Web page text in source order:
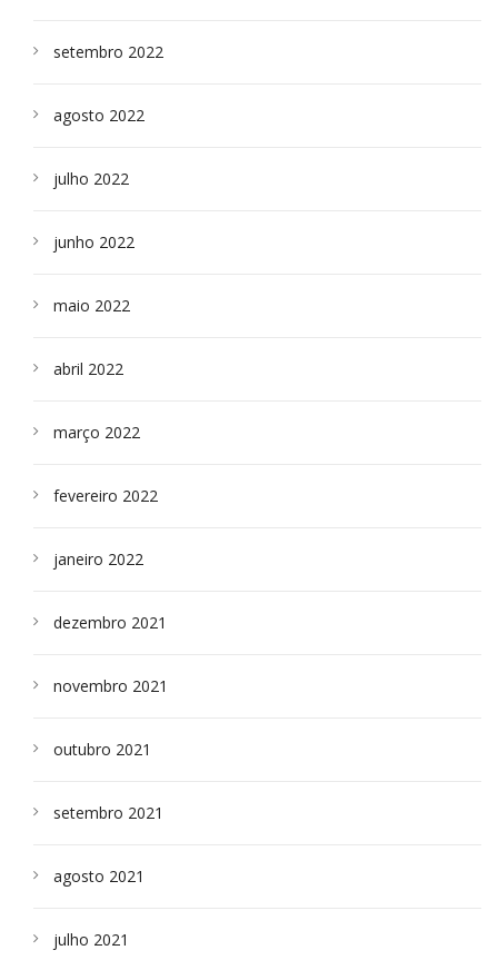
setembro 2022
agosto 2022
julho 2022
junho 2022
maio 2022
abril 2022
março 2022
fevereiro 2022
janeiro 2022
dezembro 2021
novembro 2021
outubro 2021
setembro 2021
agosto 2021
julho 2021